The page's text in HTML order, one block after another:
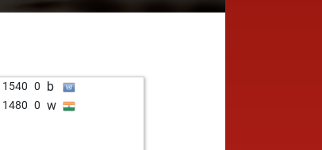
1540 0 b
1480 0 w